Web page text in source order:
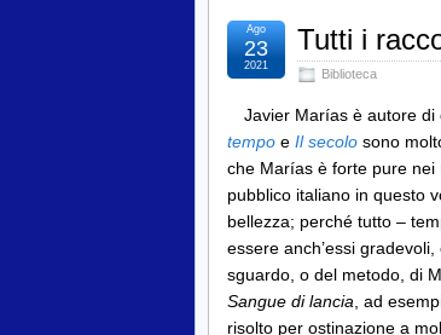
Tutti i
Biblioteca
Ago
23
2021
Javier Marías è autore
tempo e Il secolo sono
che Marías è forte pure
pubblico italiano in questo
bellezza; perché tutto –
essere anch’essi
sguardo, o del metodo, di
Sangue di lancia , ad
risolto per ostinazione a